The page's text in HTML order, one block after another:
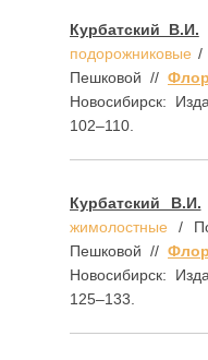
Курбатский В.И.
подорожниковые /
Пешковой //
Новосибирск:
102–110.
Курбатский В.И.
жимолостные /
Пешковой //
Новосибирск:
125–133.